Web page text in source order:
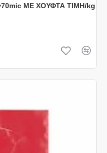
ΜΕ ΧΟΥΦΤΑ ΤΙΜΗ/kg